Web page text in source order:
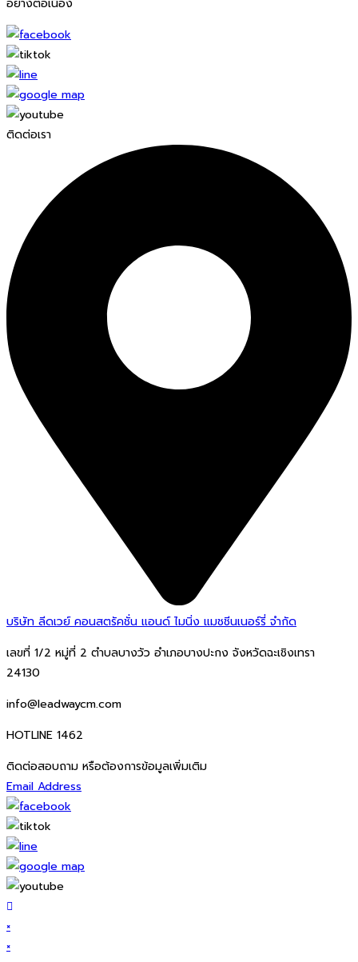
อย่างต่อเนื่อง
ติดต่อเรา
บริษัท ลีดเวย์ คอนสตรัคชั่น แอนด์ ไมนิ่ง แมชชีนเนอร์รี่ จำกัด
เลขที่ 1/2 หมู่ที่ 2 ตำบลบางวัว อำเภอบางปะกง จังหวัดฉะเชิงเทรา
24130
info@leadwaycm.com
HOTLINE 1462
ติดต่อสอบถาม หรือต้องการข้อมูลเพิ่มเติม
Email Address
×
×